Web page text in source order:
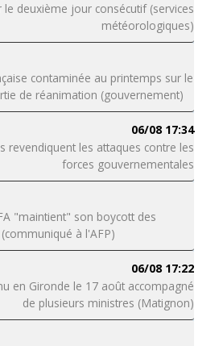
deuxième jour consécutif (services
météorologiques)
contaminée au printemps sur le
de réanimation (gouvernement)
06/08 17:34
revendiquent les attaques contre les
forces gouvernementales
"maintient" son boycott des
à l'AFP)
06/08 17:22
en Gironde le 17 août accompagné
de plusieurs ministres (Matignon)